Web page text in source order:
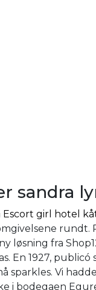
sandra
Escort girl hotel
løsning fra
En 1927,
sparkles. Vi
i bodegaen